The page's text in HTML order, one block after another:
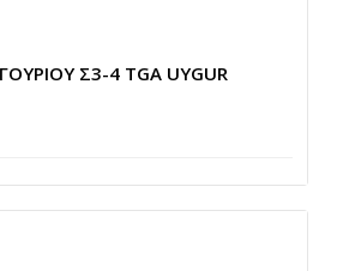
Σ3-4 TGA UYGUR